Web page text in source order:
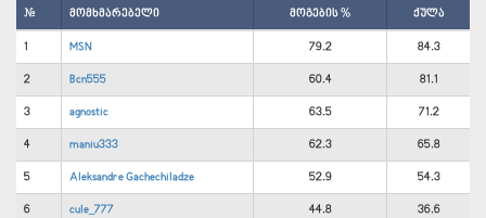
# მომხმარებელი მოგების % ქულა
1 MSN 79.2 84.3
2 Bcn555 60.4 81.1
3 agnostic 63.5 71.2
4 maniu333 62.3 65.8
5 Aleksandre Gachechiladze 52.9 54.3
6 cule_777 44.8 36.6